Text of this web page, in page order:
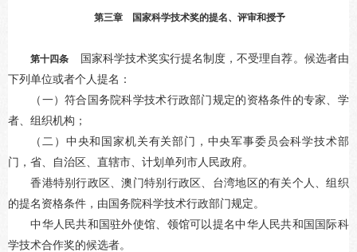
第三章 国家科学技术奖的提名、评审和授予
第十四条 国家科学技术奖实行提名制度，不受理自荐。候选者由
下列单位或者个人提名：
（一）符合国务院科学技术行政部门规定的资格条件的专家、学
者、组织机构；
（二）中央和国家机关有关部门，中央军事委员会科学技术部
门，省、自治区、直辖市、计划单列市人民政府。
香港特别行政区、澳门特别行政区、台湾地区的有关个人、组织
的提名资格条件，由国务院科学技术行政部门规定。
中华人民共和国驻外使馆、领馆可以提名中华人民共和国国际科
学技术合作奖的候选者。